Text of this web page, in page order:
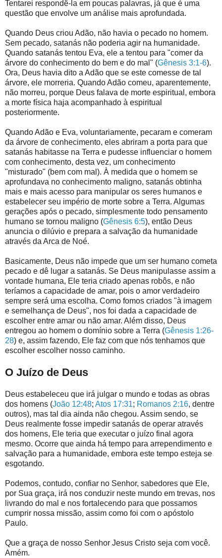
Tentarei respondê-la em poucas palavras, já que é uma
questão que envolve um análise mais aprofundada.
Quando Deus criou Adão, não havia o pecado no homem.
Sem pecado, satanás não poderia agir na humanidade.
Quando satanás tentou Eva, ele a tentou para "comer da
árvore do conhecimento do bem e do mal" (Gênesis 3:1-6).
Ora, Deus havia dito a Adão que se este comesse de tal
árvore, ele morreria. Quando Adão comeu, aparentemente,
não morreu, porque Deus falava de morte espiritual, embora
a morte física haja acompanhado à espiritual
posteriormente.
Quando Adão e Eva, voluntariamente, pecaram e comeram
da árvore de conhecimento, eles abriram a porta para que
satanás habitasse na Terra e pudesse influenciar o homem
com conhecimento, desta vez, um conhecimento
"misturado" (bem com mal). À medida que o homem se
aprofundava no conhecimento maligno, satanás obtinha
mais e mais acesso para manipular os seres humanos e
estabelecer seu império de morte sobre a Terra. Algumas
gerações após o pecado, simplesmente todo pensamento
humano se tornou maligno (Gênesis 6:5), então Deus
anuncia o dilúvio e prepara a salvação da humanidade
através da Arca de Noé.
Basicamente, Deus não impede que um ser humano cometa
pecado e dê lugar a satanás. Se Deus manipulasse assim a
vontade humana, Ele teria criado apenas robôs, e não
teríamos a capacidade de amar, pois o amor verdadeiro
sempre será uma escolha. Como fomos criados "à imagem
e semelhança de Deus", nos foi dada a capacidade de
escolher entre amar ou não amar. Além disso, Deus
entregou ao homem o domínio sobre a Terra (Gênesis 1:26-
28) e, assim fazendo, Ele faz com que nós tenhamos que
escolher escolher nosso caminho.
O Juízo de Deus
Deus estabeleceu que irá julgar o mundo e todas as obras
dos homens (João 12:48; Atos 17:31; Romanos 2:16, dentre
outros), mas tal dia ainda não chegou. Assim sendo, se
Deus realmente fosse impedir satanás de operar através
dos homens, Ele teria que executar o juízo final agora
mesmo. Ocorre que ainda há tempo para arrependimento e
salvação para a humanidade, embora este tempo esteja se
esgotando.
Podemos, contudo, confiar no Senhor, sabedores que Ele,
por Sua graça, irá nos conduzir neste mundo em trevas, nos
livrando do mal e nos fortalecendo para que possamos
cumprir nossa missão, assim como foi com o apóstolo
Paulo.
Que a graça de nosso Senhor Jesus Cristo seja com você.
Amém.